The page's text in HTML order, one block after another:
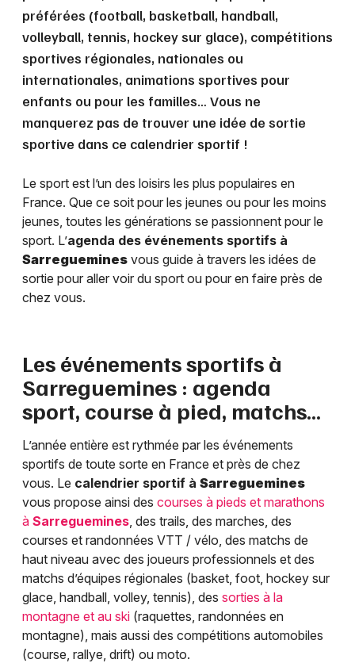
préférées (football, basketball, handball,
volleyball, tennis, hockey sur glace), compétitions
sportives régionales, nationales ou
internationales, animations sportives pour
enfants ou pour les familles… Vous ne
manquerez pas de trouver une idée de sortie
sportive dans ce calendrier sportif !
Le sport est l’un des loisirs les plus populaires en
France. Que ce soit pour les jeunes ou pour les moins
jeunes, toutes les générations se passionnent pour le
sport. L’agenda des événements sportifs à
Sarreguemines vous guide à travers les idées de
sortie pour aller voir du sport ou pour en faire près de
chez vous.
Les événements sportifs à
Sarreguemines : agenda
sport, course à pied, matchs…
L’année entière est rythmée par les événements
sportifs de toute sorte en France et près de chez
vous. Le calendrier sportif à Sarreguemines
vous propose ainsi des courses à pieds et marathons
à Sarreguemines , des trails, des marches, des
courses et randonnées VTT / vélo, des matchs de
haut niveau avec des joueurs professionnels et des
matchs d’équipes régionales (basket, foot, hockey sur
glace, handball, volley, tennis), des sorties à la
montagne et au ski (raquettes, randonnées en
montagne), mais aussi des compétitions automobiles
(course, rallye, drift) ou moto.